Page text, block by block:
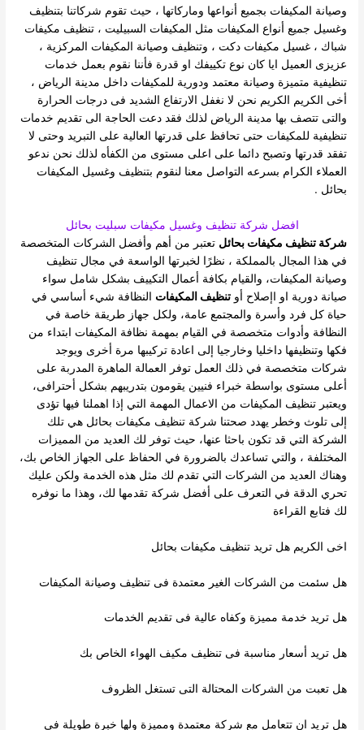
وصيانة المكيفات بجميع أنواعها وماركاتها ، حيث تقوم شركاتنا بتنظيف
وغسيل جميع أنواع المكيفات مثل المكيفات السبيليت ، تنظيف مكيفات
شباك ، غسيل مكيفات دكت ، وتنظيف وصيانة المكيفات المركزية ،
عزيزى العميل ايا كان نوع تكييفك او قدرة فأننا نقوم بعمل خدمات
تنظيفية متميزة وصيانة معتمد ودورية للمكيفات داخل مدينة الرياض ،
أخى الكريم الكريم نحن لا نغفل الارتفاع الشديد فى درجات الحرارة
والتى تتصف بها مدينة الرياض لذلك فقد دعت الحاجة الى تقديم خدمات
تنظيفية للمكيفات حتى تحافظ على قدرتها العالية على التبريد وحتى لا
تفقد قدرتها وتصبح دائما على اعلى مستوى من الكفأه لذلك نحن ندعو
العملاء الكرام بسرعه التواصل معنا لنقوم بتنظيف وغسيل المكيفات
بحائل .
افضل شركة تنظيف وغسيل مكيفات سبليت بحائل
شركة تنظيف مكيفات بحائل تعتبر من أهم وأفضل الشركات المتخصصة
في هذا المجال بالمملكة ، نظرًا لخبرتها الواسعة في مجال تنظيف
وصيانة المكيفات، والقيام بكافة أعمال التكييف بشكل شامل سواء
صيانة دورية او اإصلاح أوتنظيف المكيفات النظافة شيء أساسي في
حياة كل فرد وأسرة والمجتمع عامة، ولكل جهاز طريقة خاصة في
النظافة وأدوات متخصصة في القيام بمهمة نظافة المكيفات ابتداء من
فكها وتنظيفها داخليا وخارجيا إلى اعادة تركيبها مرة أخرى ويوجد
شركات متخصصة في ذلك العمل توفر العمالة الماهرة المدربة على
أعلى مستوى بواسطة خبراء فنيين يقومون بتدريبهم بشكل أحترافى،
ويعتبر تنظيف المكيفات من الاعمال المهمة التي إذا اهملنا فيها تؤدى
إلى تلوث وخطر يهدد صحتنا شركة تنظيف مكيفات بحائل هي تلك
الشركة التي قد تكون باحثا عنها، حيث توفر لك العديد من المميزات
المختلفة ، والتي تساعدك بالضرورة في الحفاظ على الجهاز الخاص بك،
وهناك العديد من الشركات التي تقدم لك مثل هذه الخدمة ولكن عليك
تحري الدقة في التعرف على أفضل شركة تقدمها لك، وهذا ما نوفره
لك فتابع القراءة
اخى الكريم هل تريد تنظيف مكيفات بحائل
هل سئمت من الشركات الغير معتمدة فى تنظيف وصيانة المكيفات
هل تريد خدمة مميزة وكفاه عالية فى تقديم الخدمات
هل تريد أسعار مناسبة فى تنظيف مكيف الهواء الخاص بك
هل تعبت من الشركات المحتالة التى تستغل الظروف
هل تريد ان تتعامل مع شركة معتمدة ومميزة ولها خبرة طويلة فى